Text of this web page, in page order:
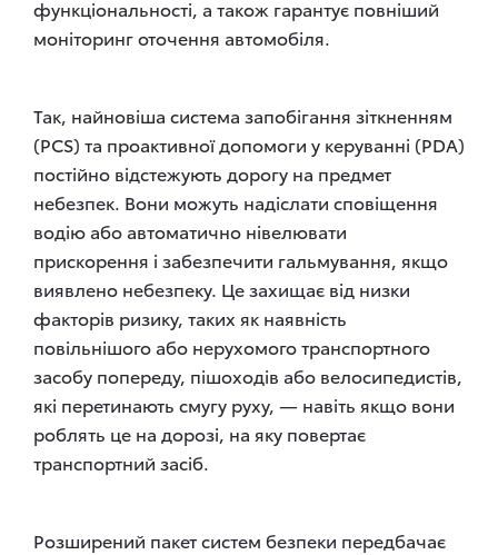
функціональності, а також гарантує повніший
моніторинг оточення автомобіля.
Так, найновіша система запобігання зіткненням
(PCS) та проактивної допомоги у керуванні (PDA)
постійно відстежують дорогу на предмет
небезпек. Вони можуть надіслати сповіщення
водію або автоматично нівелювати
прискорення і забезпечити гальмування, якщо
виявлено небезпеку. Це захищає від низки
факторів ризику, таких як наявність
повільнішого або нерухомого транспортного
засобу попереду, пішоходів або велосипедистів,
які перетинають смугу руху, — навіть якщо вони
роблять це на дорозі, на яку повертає
транспортний засіб.
Розширений пакет систем безпеки передбачає